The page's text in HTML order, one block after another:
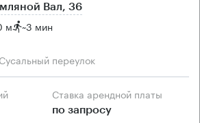
Вал, 36
м ~3 мин
переулок
Ставка арендной платы
по запросу